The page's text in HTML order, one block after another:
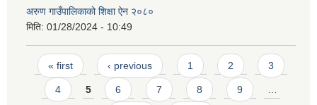
अरुण गाउँपालिकाको शिक्षा ऐन २०८०
मिति: 01/28/2024 - 10:49
Pages
« first ‹ previous 1 2 3
4 5 6 7 8 9